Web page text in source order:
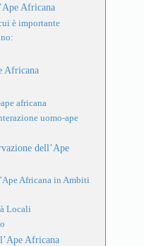
Africana
è importante
Africana
africana
uomo-ape
dell’Ape
Africana in Ambiti
Locali
Africana